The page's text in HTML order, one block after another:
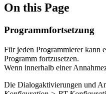
On this Page
Programmfortsetzung
Für jeden Programmierer kann
Programm fortzusetzen.
Wenn innerhalb einer
Die Dialogaktivierungen und